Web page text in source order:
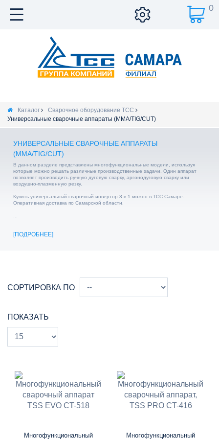
0
Каталог
Сварочное оборудование ТСС
Универсальные сварочные аппараты (MMA/TIG/CUT)
УНИВЕРСАЛЬНЫЕ СВАРОЧНЫЕ АППАРАТЫ
(MMA/TIG/CUT)
В данном разделе представлены многофункциональные модели, используя
которые можно решать различные производственные задачи. Один аппарат
позволяет производить ручную дуговую сварку, аргонодуговую сварку или
воздушно-плазменную резку.
Купить универсальный сварочный инвертор 3 в 1 можно в ТСС Самаре.
Оперативная доставка по Самарской области.
...
ПОДРОБНЕЕ
СОРТИРОВКА ПО
ПОКАЗАТЬ
Многофункциональный
Многофункциональный